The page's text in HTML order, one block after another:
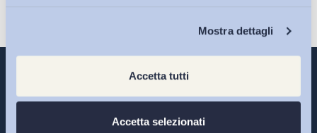
Mostra dettagli
Accetta tutti
Accetta selezionati